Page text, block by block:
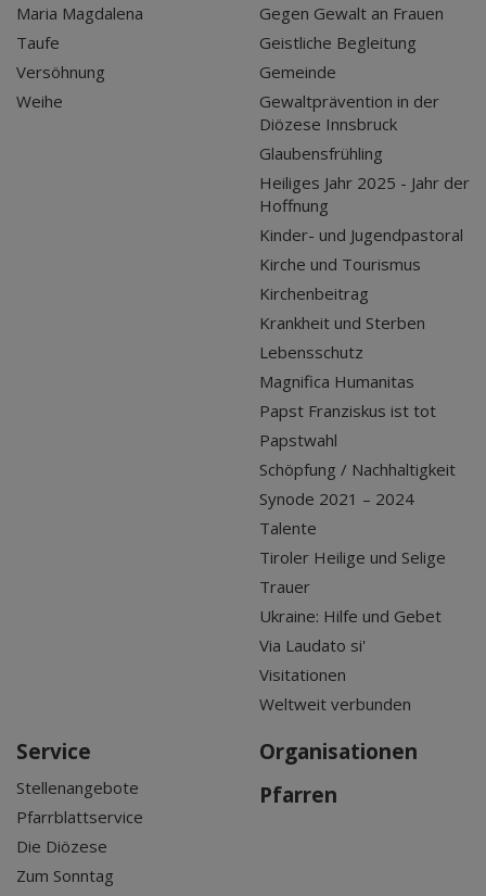
Maria Magdalena
Taufe
Versöhnung
Weihe
Gegen Gewalt an Frauen
Geistliche Begleitung
Gemeinde
Gewaltprävention in der
Diözese Innsbruck
Glaubensfrühling
Heiliges Jahr 2025 - Jahr der
Hoffnung
Kinder- und Jugendpastoral
Kirche und Tourismus
Kirchenbeitrag
Krankheit und Sterben
Lebensschutz
Magnifica Humanitas
Papst Franziskus ist tot
Papstwahl
Schöpfung / Nachhaltigkeit
Synode 2021 – 2024
Talente
Tiroler Heilige und Selige
Trauer
Ukraine: Hilfe und Gebet
Via Laudato si'
Visitationen
Weltweit verbunden
Service
Stellenangebote
Pfarrblattservice
Die Diözese
Zum Sonntag
Organisationen
Pfarren